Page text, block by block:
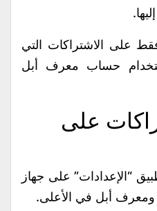
على الاشتراكات التي
حساب معرف أبل
على
“الإعدادات” على جهاز
أبل في الأعلى.